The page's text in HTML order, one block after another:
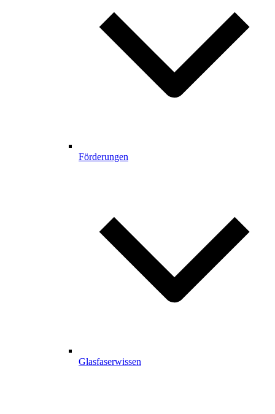
Förderungen
Glasfaserwissen